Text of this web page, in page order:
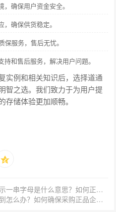
确保用户资金安全。
确保供货稳定。
服务，售后无忧。
和售后服务，解决用户问题。
实例和相关知识后，选择道通
智之选。我们致力于为用户提
储体验更加顺畅。
上一篇：希捷硬盘查询序列号显示一串字母是什么意思？如何正确解读？
下一篇：希捷硬盘官方网站查不到怎么办？如何确保采购正品企业级硬盘？